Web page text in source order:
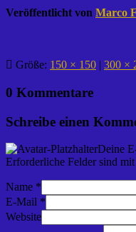
Veröffentlicht von Marco
Größe: 150 × 150 | 300 ×
0 Kommentare
Schreibe einen
Deine
Erforderliche Felder sind mit
Name *
E-Mail *
Website